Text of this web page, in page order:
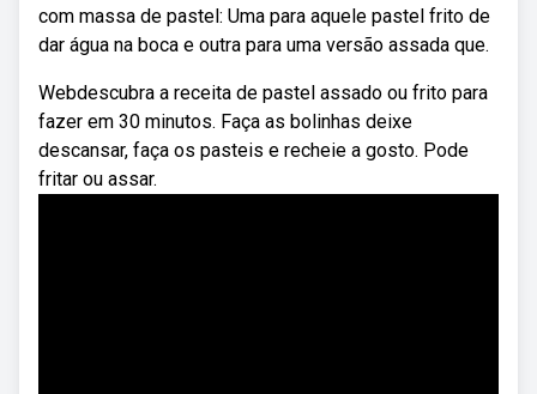
com massa de pastel: Uma para aquele pastel frito de
dar água na boca e outra para uma versão assada que.
Webdescubra a receita de pastel assado ou frito para
fazer em 30 minutos. Faça as bolinhas deixe
descansar, faça os pasteis e recheie a gosto. Pode
fritar ou assar.